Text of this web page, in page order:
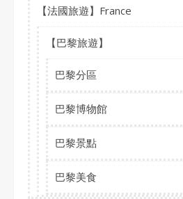
【法國旅遊】France
【巴黎旅遊】
巴黎分區
巴黎博物館
巴黎景點
巴黎美食